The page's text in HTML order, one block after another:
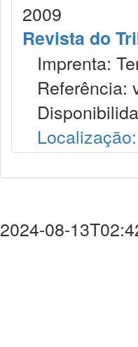
2009
Revista do
Imprenta:
Referência:
Localização:
2024-08-